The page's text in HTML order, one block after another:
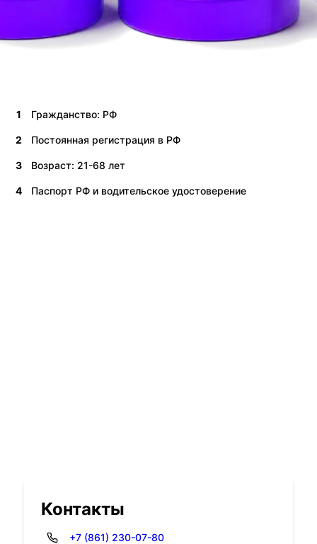
1 Гражданство: РФ
2 Постоянная регистрация в РФ
3 Возраст: 21-68 лет
4 Паспорт РФ и водительское удостоверение
Контакты
+7 (861) 230-07-80